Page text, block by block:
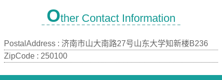
Other Contact Information
PostalAddress : 济南市山大南路27号山东大学知新楼B236
ZipCode : 250100